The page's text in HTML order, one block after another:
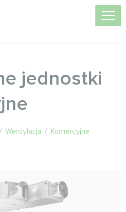
jednostki
/ Wentylacja / Komercyjne